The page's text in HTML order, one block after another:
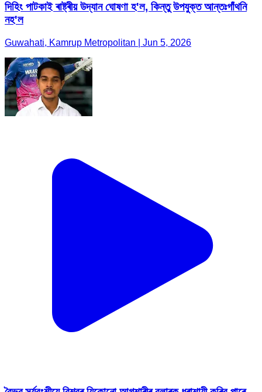
দিহিং পাটকাই ৰাষ্ট্ৰীয় উদ্যান ঘোষণা হ'ল, কিন্তু উপযুক্ত আন্তঃগাঁথনি
নহ'ল
Guwahati, Kamrup Metropolitan | Jun 5, 2026